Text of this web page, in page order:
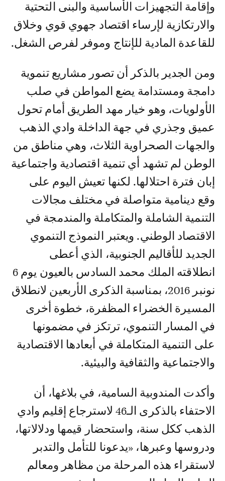
وإقامة التجهيزات الأساسية والبنى التحتية
والارتكازية لإرساء اقتصاد جهوي قوي وخلاق
للقاعدة المادية للإنتاج وموفر لفرص الشغل.
ومن الجدير بالذكر أن تصور مشاريع تنموية
دامجة ومستدامة يضع المواطن في صلب
الأولويات، وهو خيار مهد الطريق أمام تحول
عميق وجذري في جهة الداخلة وادي الذهب
والجهات الصحراوية الثلاث، وهي مناطق من
الوطن لم تشهد أي تنمية اقتصادية واجتماعية
إبان فترة احتلالها. لكنها تعيش اليوم على
وقع دينامية متواصلة في مختلف مجالات
التنمية الشاملة والمتكاملة والمندمجة في
الاقتصاد الوطني. ويعتبر النموذج التنموي
الجديد للأقاليم الجنوبية، الذي أعطى
انطلاقته الملك محمد السادس بالعيون يوم 6
نونبر 2016، بمناسبة الذكرى الأربعين لانطلاق
المسيرة الخضراء المظفرة، خطوة أخرى
في المسار التنموي، ترتكز في مضمونها
على التنمية المتكاملة في أبعادها الاقتصادية
والاجتماعية والثقافية والبيئية.
وأكدت المندوبية السامية، في بلاغها، أن
الاحتفاء بالذكرى الـ46 لاسترجاع إقليم وادي
الذهب ككل سنة، واستحضار قيمها ودلالاتها،
ودروسها وعبرها، «يدعونا للتأمل والتدبر
لاستقراء هذه المرحلة من مظاهر ومعالم